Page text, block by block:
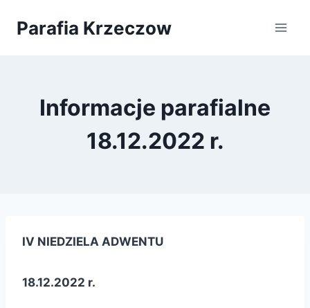
Parafia Krzeczow
Informacje parafialne
18.12.2022 r.
IV NIEDZIELA ADWENTU
18.12.2022 r.